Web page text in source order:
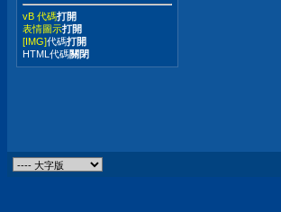
vB 代碼打開
表情圖示打開
[IMG]代碼打開
HTML代碼關閉